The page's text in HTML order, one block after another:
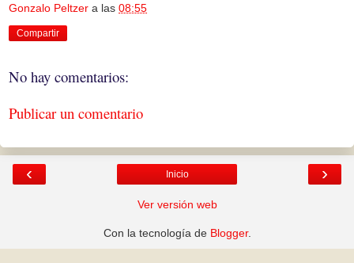
Gonzalo Peltzer a las 08:55
Compartir
No hay comentarios:
Publicar un comentario
‹ ›
Inicio
Ver versión web
Con la tecnología de Blogger.